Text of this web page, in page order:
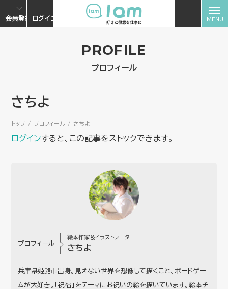
会員登録 ログイン
PROFILE
プロフィール
さちよ
トップ プロフィール さちよ
ログインすると、この記事をストックできます。
プロフィール
絵本作家＆イラストレーター
さちよ
兵庫県姫路市出身。見えない世界を想像して描くこと、ボードゲー
ムが大好き。「祝福」をテーマにお祝いの絵を描いています。絵本チ